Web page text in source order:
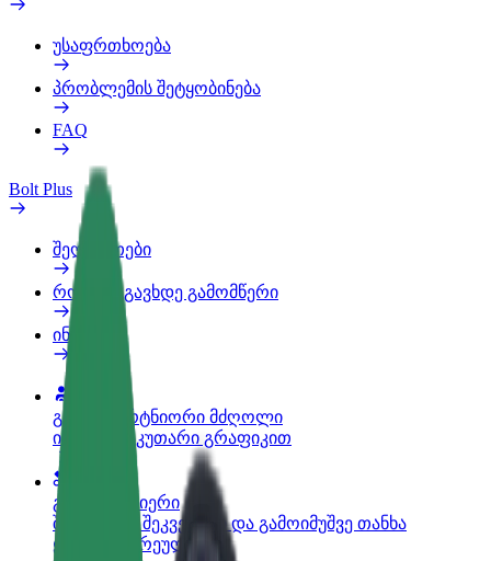
უსაფრთხოება
პრობლემის შეტყობინება
FAQ
Bolt Plus
შეღავათები
როგორ გავხდე გამომწერი
ინფო
გახდი პარტნიორი მძღოლი
იმუშავე საკუთარი გრაფიკით
გახდი კურიერი
შეასრულე შეკვეთები და გამოიმუშვე თანხა
ყოველკვირეულად